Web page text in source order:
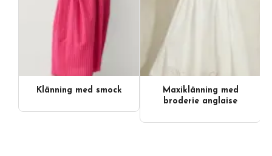
Videoinnehåll
Klänning med smock
Maxiklänning med
broderie anglaise